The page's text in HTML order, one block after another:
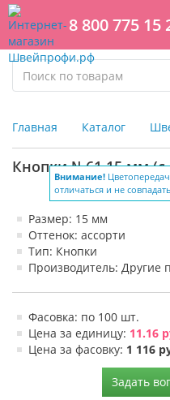
8 800 775 15
Главная Каталог
Кнопки №61 15 мм (с
Внимание!
отличаться и не
Размер: 15 мм
Оттенок: ассорти
Тип: Кнопки
Производитель: Другие
Фасовка: по 100 шт.
Цена за единицу: 11.16
Цена за фасовку: 1 116
Задать